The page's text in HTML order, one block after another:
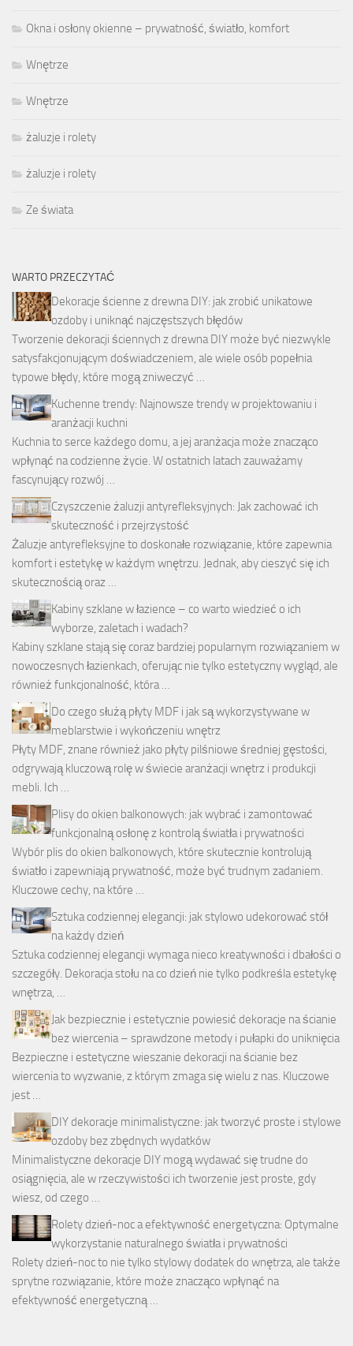
Okna i osłony okienne – prywatność, światło, komfort
Wnętrze
Wnętrze
żaluzje i rolety
żaluzje i rolety
Ze świata
WARTO PRZECZYTAĆ
Dekoracje ścienne z drewna DIY: jak zrobić unikatowe
ozdoby i uniknąć najczęstszych błędów
Tworzenie dekoracji ściennych z drewna DIY może być niezwykle
satysfakcjonującym doświadczeniem, ale wiele osób popełnia
typowe błędy, które mogą zniweczyć …
Kuchenne trendy: Najnowsze trendy w projektowaniu i
aranżacji kuchni
Kuchnia to serce każdego domu, a jej aranżacja może znacząco
wpłynąć na codzienne życie. W ostatnich latach zauważamy
fascynujący rozwój …
Czyszczenie żaluzji antyrefleksyjnych: Jak zachować ich
skuteczność i przejrzystość
Żaluzje antyrefleksyjne to doskonałe rozwiązanie, które zapewnia
komfort i estetykę w każdym wnętrzu. Jednak, aby cieszyć się ich
skutecznością oraz …
Kabiny szklane w łazience – co warto wiedzieć o ich
wyborze, zaletach i wadach?
Kabiny szklane stają się coraz bardziej popularnym rozwiązaniem w
nowoczesnych łazienkach, oferując nie tylko estetyczny wygląd, ale
również funkcjonalność, która …
Do czego służą płyty MDF i jak są wykorzystywane w
meblarstwie i wykończeniu wnętrz
Płyty MDF, znane również jako płyty pilśniowe średniej gęstości,
odgrywają kluczową rolę w świecie aranżacji wnętrz i produkcji
mebli. Ich …
Plisy do okien balkonowych: jak wybrać i zamontować
funkcjonalną osłonę z kontrolą światła i prywatności
Wybór plis do okien balkonowych, które skutecznie kontrolują
światło i zapewniają prywatność, może być trudnym zadaniem.
Kluczowe cechy, na które …
Sztuka codziennej elegancji: jak stylowo udekorować stół
na każdy dzień
Sztuka codziennej elegancji wymaga nieco kreatywności i dbałości o
szczegóły. Dekoracja stołu na co dzień nie tylko podkreśla estetykę
wnętrza, …
Jak bezpiecznie i estetycznie powiesić dekoracje na ścianie
bez wiercenia – sprawdzone metody i pułapki do uniknięcia
Bezpieczne i estetyczne wieszanie dekoracji na ścianie bez
wiercenia to wyzwanie, z którym zmaga się wielu z nas. Kluczowe
jest …
DIY dekoracje minimalistyczne: jak tworzyć proste i stylowe
ozdoby bez zbędnych wydatków
Minimalistyczne dekoracje DIY mogą wydawać się trudne do
osiągnięcia, ale w rzeczywistości ich tworzenie jest proste, gdy
wiesz, od czego …
Rolety dzień-noc a efektywność energetyczna: Optymalne
wykorzystanie naturalnego światła i prywatności
Rolety dzień-noc to nie tylko stylowy dodatek do wnętrza, ale także
sprytne rozwiązanie, które może znacząco wpłynąć na
efektywność energetyczną …